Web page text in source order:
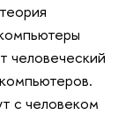
человеческий
с человеком